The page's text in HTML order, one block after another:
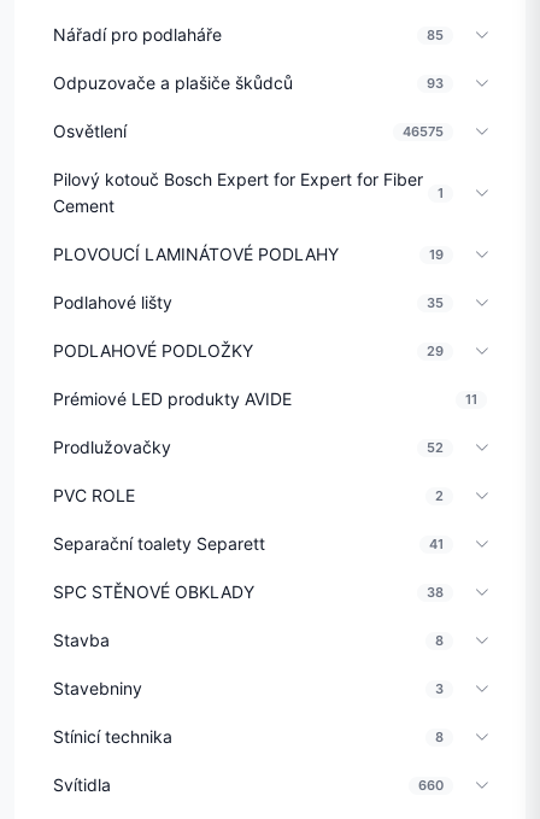
Nářadí pro podlaháře 85
Odpuzovače a plašiče škůdců 93
Osvětlení 46575
Pilový kotouč Bosch Expert for Expert for Fiber
Cement
1
PLOVOUCÍ LAMINÁTOVÉ PODLAHY 19
Podlahové lišty 35
PODLAHOVÉ PODLOŽKY 29
Prémiové LED produkty AVIDE 11
Prodlužovačky 52
PVC ROLE 2
Separační toalety Separett 41
SPC STĚNOVÉ OBKLADY 38
Stavba 8
Stavebniny 3
Stínicí technika 8
Svítidla 660